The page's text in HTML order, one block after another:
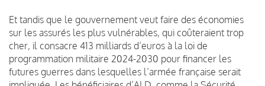
Et tandis que le gouvernement veut faire des économies
sur les assurés les plus vulnérables, qui coûteraient trop
cher, il consacre 413 milliards d’euros à la loi de
programmation militaire 2024-2030 pour financer les
futures guerres dans lesquelles l’armée française serait